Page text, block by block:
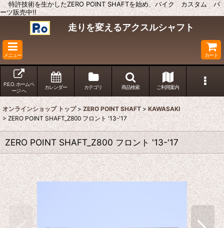
特許技術を生かしたZERO POINT SHAFTを始め、バイク カスタム パ
ーツ販売中!!
走りを変えるアクスルシャフト
メニュー カート
P.E.O. ホームペ
ージ へ
カレンダー カテゴリ 商品検索 ご利用案内
オンラインショップ トップ > ZERO POINT SHAFT > KAWASAKI
> ZERO POINT SHAFT_Z800 フロント '13-'17
ZERO POINT SHAFT_Z800 フロント '13-'17